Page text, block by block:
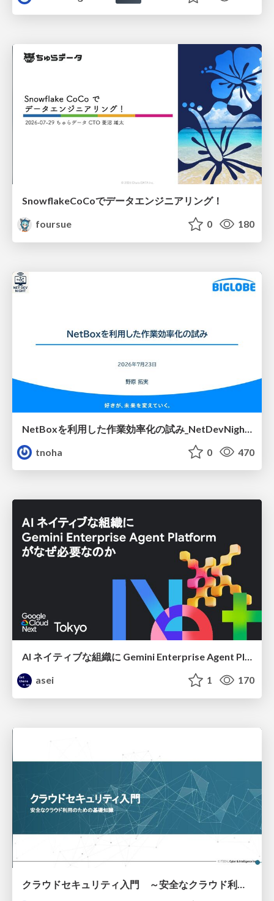
SnowflakeCoCoでデータエンジニアリング！
foursue
0 180
tnoha
0 470
AI ネイティブな組織に Gemini Enterprise Agent Platform がなぜ必要なのか
asei
1 170
クラウドセキュリティ入門 ～安全なクラウド利用のための基礎知識～